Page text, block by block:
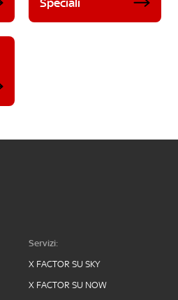
Speciali
Servizi:
X FACTOR SU SKY
X FACTOR SU NOW